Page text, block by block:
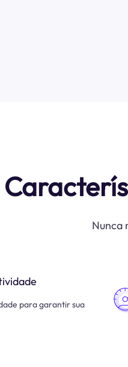
Nunca
para garantir sua